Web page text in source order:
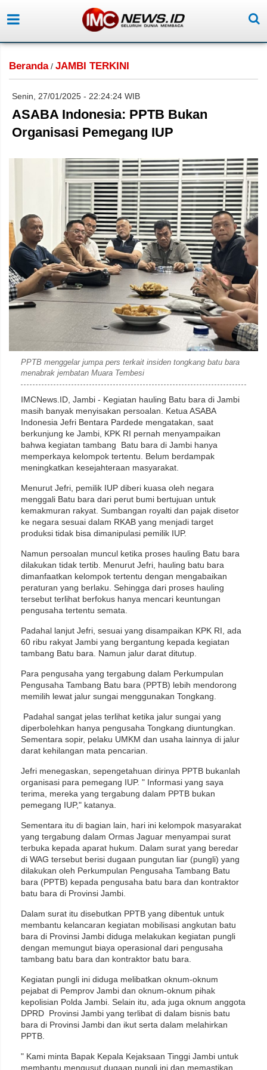
Beranda/ JAMBI TERKINI
Senin, 27/01/2025 - 22:24:24 WIB
ASABA Indonesia: PPTB Bukan
Organisasi Pemegang IUP
PPTB menggelar jumpa pers terkait insiden tongkang batu bara
menabrak jembatan Muara Tembesi
IMCNews.ID, Jambi - Kegiatan hauling Batu bara di Jambi
masih banyak menyisakan persoalan. Ketua ASABA
Indonesia Jefri Bentara Pardede mengatakan, saat
berkunjung ke Jambi, KPK RI pernah menyampaikan
bahwa kegiatan tambang Batu bara di Jambi hanya
memperkaya kelompok tertentu. Belum berdampak
meningkatkan kesejahteraan masyarakat.
Menurut Jefri, pemilik IUP diberi kuasa oleh negara
menggali Batu bara dari perut bumi bertujuan untuk
kemakmuran rakyat. Sumbangan royalti dan pajak disetor
ke negara sesuai dalam RKAB yang menjadi target
produksi tidak bisa dimanipulasi pemilik IUP.
Namun persoalan muncul ketika proses hauling Batu bara
dilakukan tidak tertib. Menurut Jefri, hauling batu bara
dimanfaatkan kelompok tertentu dengan mengabaikan
peraturan yang berlaku. Sehingga dari proses hauling
tersebut terlihat berfokus hanya mencari keuntungan
pengusaha tertentu semata.
Padahal lanjut Jefri, sesuai yang disampaikan KPK RI, ada
60 ribu rakyat Jambi yang bergantung kepada kegiatan
tambang Batu bara. Namun jalur darat ditutup.
Para pengusaha yang tergabung dalam Perkumpulan
Pengusaha Tambang Batu bara (PPTB) lebih mendorong
memilih lewat jalur sungai menggunakan Tongkang.
Padahal sangat jelas terlihat ketika jalur sungai yang
diperbolehkan hanya pengusaha Tongkang diuntungkan.
Sementara sopir, pelaku UMKM dan usaha lainnya di jalur
darat kehilangan mata pencarian.
Jefri menegaskan, sepengetahuan dirinya PPTB bukanlah
organisasi para pemegang IUP. " Informasi yang saya
terima, mereka yang tergabung dalam PPTB bukan
pemegang IUP," katanya.
Sementara itu di bagian lain, hari ini kelompok masyarakat
yang tergabung dalam Ormas Jaguar menyampai surat
terbuka kepada aparat hukum. Dalam surat yang beredar
di WAG tersebut berisi dugaan pungutan liar (pungli) yang
dilakukan oleh Perkumpulan Pengusaha Tambang Batu
bara (PPTB) kepada pengusaha batu bara dan kontraktor
batu bara di Provinsi Jambi.
Dalam surat itu disebutkan PPTB yang dibentuk untuk
membantu kelancaran kegiatan mobilisasi angkutan batu
bara di Provinsi Jambi diduga melakukan kegiatan pungli
dengan memungut biaya operasional dari pengusaha
tambang batu bara dan kontraktor batu bara.
Kegiatan pungli ini diduga melibatkan oknum-oknum
pejabat di Pemprov Jambi dan oknum-oknum pihak
kepolisian Polda Jambi. Selain itu, ada juga oknum anggota
DPRD Provinsi Jambi yang terlibat di dalam bisnis batu
bara di Provinsi Jambi dan ikut serta dalam melahirkan
PPTB.
" Kami minta Bapak Kepala Kejaksaan Tinggi Jambi untuk
membantu mengusut dugaan pungli ini dan memastikan